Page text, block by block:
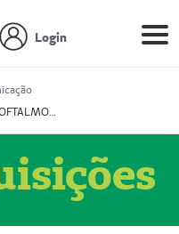
Login
Prestador OFTALMOCLÍNICA SÃO GONÇALO (55004164-2)